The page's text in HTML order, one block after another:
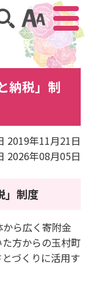
アクセ
サイト内検索
納税」制
2019年11月21日
2026年08月05日
」制度
ら広く寄附金
方からの玉村町
づくりに活用す